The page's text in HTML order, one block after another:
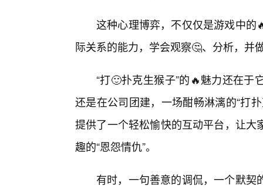
这种心理博弈，不仅仅是游戏中的
际关系的能力，学会观察🤔、分析，并
“打🙂扑克生猴子”的🔥魅力还在
还是在公司团建，一场酣畅淋漓的“打
提供了一个轻松愉快的互动平台，让
趣的“恩怨情仇”。
有时，一句善意的调侃，一个默